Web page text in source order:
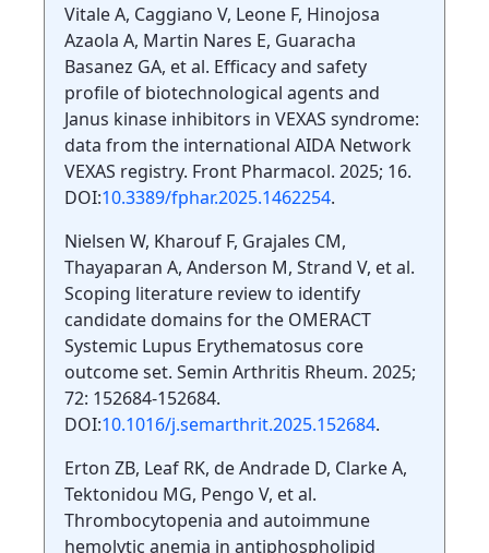
Vitale A, Caggiano V, Leone F, Hinojosa
Azaola A, Martin Nares E, Guaracha
Basanez GA, et al. Efficacy and safety
profile of biotechnological agents and
Janus kinase inhibitors in VEXAS syndrome:
data from the international AIDA Network
VEXAS registry. Front Pharmacol. 2025; 16.
DOI:10.3389/fphar.2025.1462254.
Nielsen W, Kharouf F, Grajales CM,
Thayaparan A, Anderson M, Strand V, et al.
Scoping literature review to identify
candidate domains for the OMERACT
Systemic Lupus Erythematosus core
outcome set. Semin Arthritis Rheum. 2025;
72: 152684-152684.
DOI:10.1016/j.semarthrit.2025.152684.
Erton ZB, Leaf RK, de Andrade D, Clarke A,
Tektonidou MG, Pengo V, et al.
Thrombocytopenia and autoimmune
hemolytic anemia in antiphospholipid